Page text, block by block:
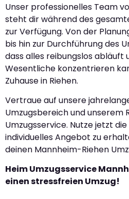
Unser professionelles Team
steht dir während des
zur Verfügung. Von der
bis hin zur Durchführung des
dass alles reibungslos abläuft
Wesentliche konzentrieren
Zuhause in Riehen.
Vertraue auf unsere
Umzugsbereich und unserem
Umzugsservice. Nutze jetzt
individuelles Angebot zu
deinen Mannheim-Riehen
Heim Umzugsservice
einen stressfreien Umzug!